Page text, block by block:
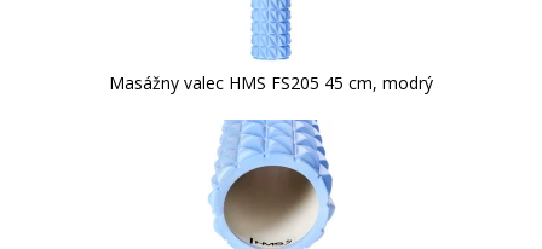
Masážny valec HMS FS205 45 cm, modrý